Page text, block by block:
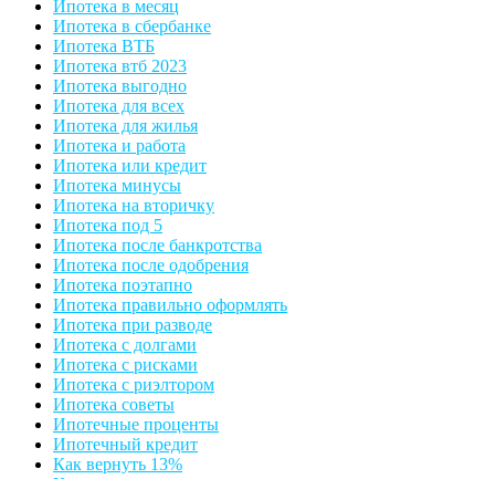
Ипотека в месяц
Ипотека в сбербанке
Ипотека ВТБ
Ипотека втб 2023
Ипотека выгодно
Ипотека для всех
Ипотека для жилья
Ипотека и работа
Ипотека или кредит
Ипотека минусы
Ипотека на вторичку
Ипотека под 5
Ипотека после банкротства
Ипотека после одобрения
Ипотека поэтапно
Ипотека правильно оформлять
Ипотека при разводе
Ипотека с долгами
Ипотека с рисками
Ипотека с риэлтором
Ипотека советы
Ипотечные проценты
Ипотечный кредит
Как вернуть 13%